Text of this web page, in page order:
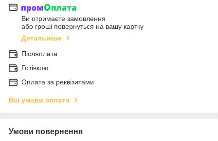
Ви отримаєте замовлення
або гроші повернуться на вашу картку
Детальніше
Післяплата
Готівкою
Оплата за реквізитами
Всі умови оплати
Умови повернення